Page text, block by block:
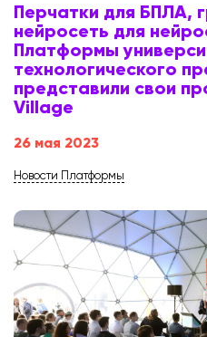
Перчатки для БПЛА,
нейросеть для
Платформы
технологического
представили свои
Village
26 мая 2023
Новости Платформы